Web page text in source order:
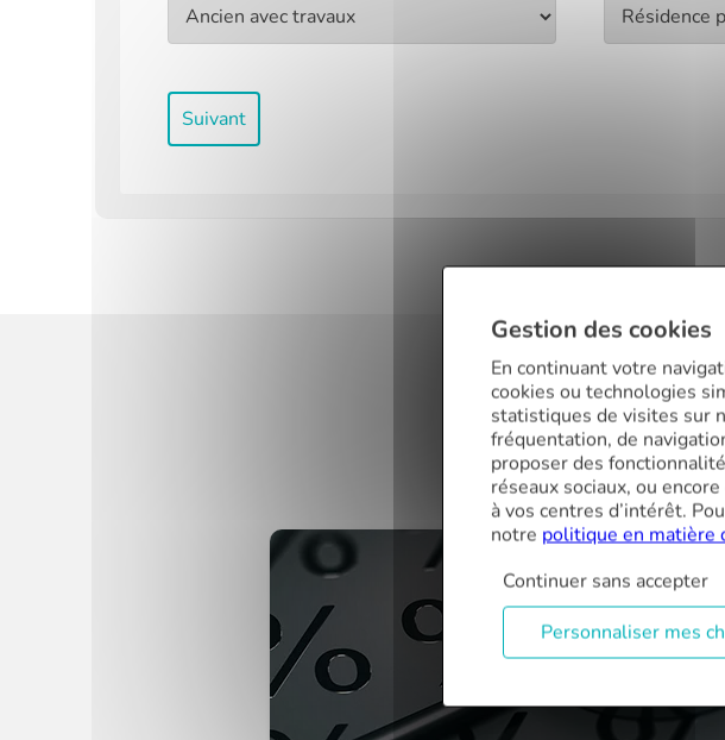
Suivant
Pourquoi
Gestion des cookies
En continuant votre
cookies ou technologies
statistiques de visites sur
fréquentation, de
proposer des
réseaux sociaux, ou
à vos centres d’intérêt.
notre politique en matière
Continuer sans accepter
Personnaliser mes